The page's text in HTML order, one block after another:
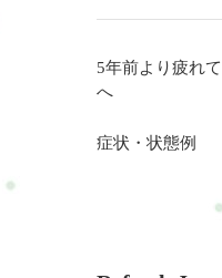
5年前より疲れ
へ
症状・状態例